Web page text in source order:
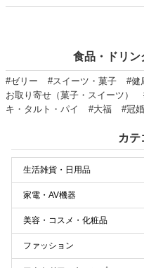
食品・ドリン
#ゼリー #スイーツ・菓子 #健
お取り寄せ（菓子・スイーツ）
キ・タルト・パイ
#大福 #冠
カテ
生活雑貨・日用品
家電・AV機器
美容・コスメ・化粧品
ファッション